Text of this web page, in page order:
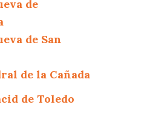
de
de San
de la Cañada
de Toledo